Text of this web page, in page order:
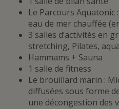
Le Parcours
eau de mer chauffée
3 salles d’activités en
stretching, Pilates,
Hammams + Sauna
1 salle de fitness
Le brouillard marin :
diffusées sous forme
une décongestion des